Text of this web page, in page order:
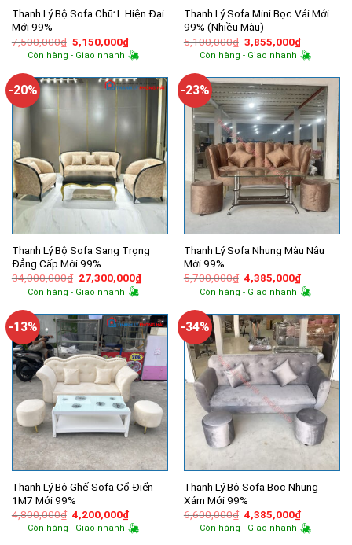
Thanh Lý Bộ Sofa Chữ L Hiện Đại
Mới 99%
7,500,000₫ Giá
gốc
là:
5,150,000₫Giá
hiện
tại
5,150,000₫.
Còn hàng - Giao nhanh
Thanh Lý Sofa Mini Bọc Vải Mới
99% (Nhiều Màu)
5,100,000₫ Giá
gốc
là:
3,855,000₫Giá
hiện
tại
Còn hàng - Giao nhanh
-20%
Thanh Lý Bộ Sofa Sang Trọng
Đẳng Cấp Mới 99%
34,000,000₫ Giá
gốc
là:
27,300,000₫Giá
hiện
27,300,000₫.
Còn hàng - Giao nhanh
-23%
Thanh Lý Sofa Nhung Màu Nâu
Mới 99%
5,700,000₫ Giá
gốc
là:
4,385,000₫Giá
hiện
tại
Còn hàng - Giao nhanh
-13%
Thanh Lý Bộ Ghế Sofa Cổ Điển
1M7 Mới 99%
4,800,000₫ Giá
gốc
là:
4,200,000₫Giá
hiện
tại
Còn hàng - Giao nhanh
-34%
Thanh Lý Bộ Sofa Bọc Nhung
Xám Mới 99%
6,600,000₫ Giá
gốc
là:
4,385,000₫Giá
hiện
tại
Còn hàng - Giao nhanh